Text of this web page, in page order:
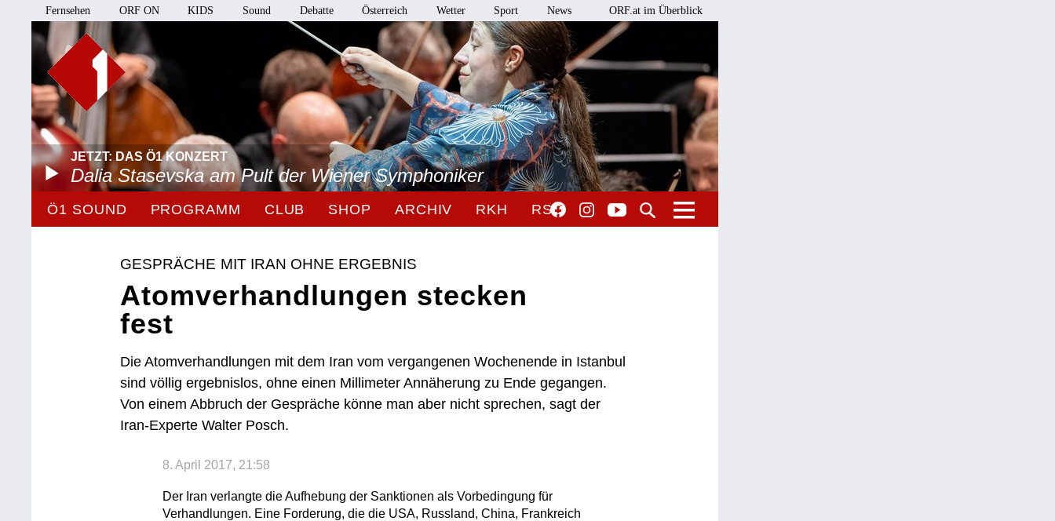
Fernsehen ORF ON KIDS Sound Debatte Österreich Wetter Sport News ORF.at im Überblick
JETZT: DAS Ö1 KONZERT
Dalia Stasevska am Pult der Wiener Symphoniker
Ö1 SOUND PROGRAMM CLUB SHOP ARCHIV RKH RSO
GESPRÄCHE MIT IRAN OHNE ERGEBNIS
Atomverhandlungen stecken
fest
Die Atomverhandlungen mit dem Iran vom vergangenen Wochenende in Istanbul
sind völlig ergebnislos, ohne einen Millimeter Annäherung zu Ende gegangen.
Von einem Abbruch der Gespräche könne man aber nicht sprechen, sagt der
Iran-Experte Walter Posch.
8. April 2017, 21:58
Der Iran verlangte die Aufhebung der Sanktionen als Vorbedingung für
Verhandlungen. Eine Forderung, die die USA, Russland, China, Frankreich